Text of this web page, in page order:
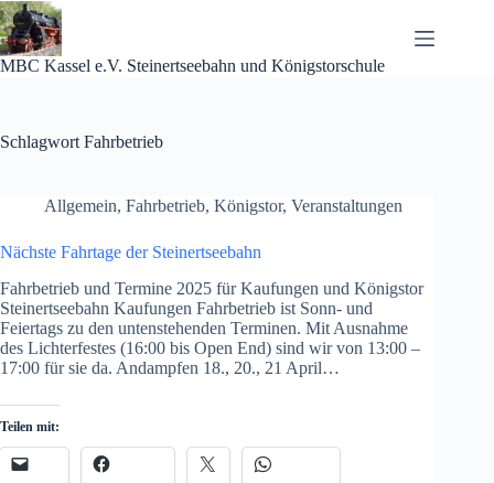
Zum
Inhalt
springen
MBC Kassel e.V. Steinertseebahn und Königstorschule
Schlagwort Fahrbetrieb
Allgemein, Fahrbetrieb, Königstor, Veranstaltungen
Nächste Fahrtage der Steinertseebahn
Fahrbetrieb und Termine 2025 für Kaufungen und Königstor
Steinertseebahn Kaufungen Fahrbetrieb ist Sonn- und
Feiertags zu den untenstehenden Terminen. Mit Ausnahme
des Lichterfestes (16:00 bis Open End) sind wir von 13:00 –
17:00 für sie da. Andampfen 18., 20., 21 April…
Teilen mit: